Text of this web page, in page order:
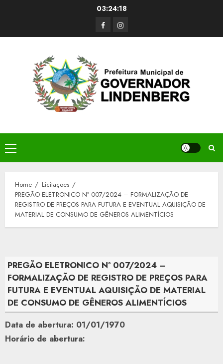
03:24:19
FacerbookInstagram
Primary
Menu
Home
Licitações
PREGÃO ELETRONICO Nº 007/2024 – FORMALIZAÇÃO DE
REGISTRO DE PREÇOS PARA FUTURA E EVENTUAL AQUISIÇÃO DE
MATERIAL DE CONSUMO DE GÊNEROS ALIMENTÍCIOS
PREGÃO ELETRONICO Nº 007/2024 –
FORMALIZAÇÃO DE REGISTRO DE PREÇOS PARA
FUTURA E EVENTUAL AQUISIÇÃO DE MATERIAL
DE CONSUMO DE GÊNEROS ALIMENTÍCIOS
Data de abertura: 01/01/1970
Horário de abertura: